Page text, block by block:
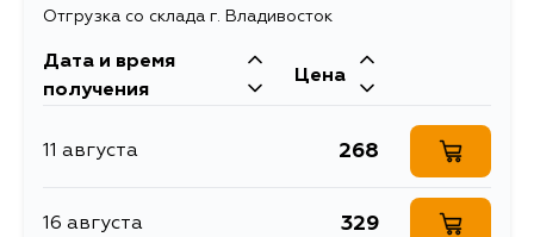
Отгрузка со склада г. Владивосток
Дата и время
получения
Цена
11 августа 268
16 августа 329